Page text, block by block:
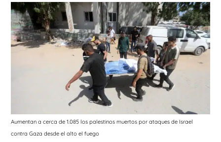
Aumentan a cerca de 1.085 los palestinos muertos por ataques de Israel
contra Gaza desde el alto el fuego